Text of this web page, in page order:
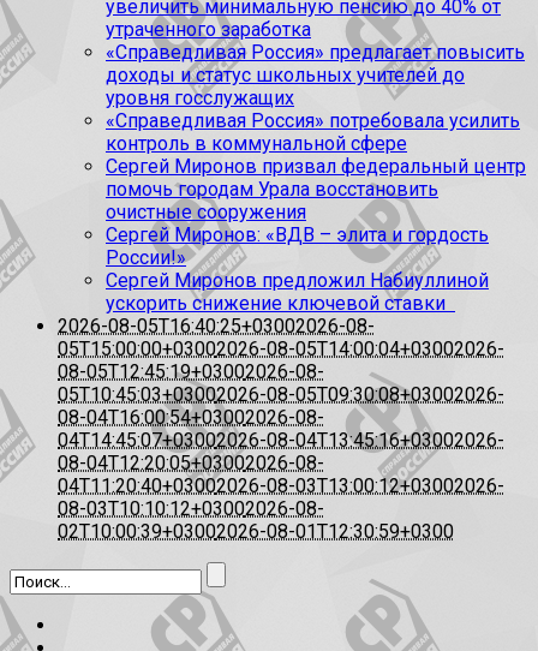
увеличить минимальную пенсию до 40% от
утраченного заработка
«Справедливая Россия» предлагает повысить
доходы и статус школьных учителей до
уровня госслужащих
«Справедливая Россия» потребовала усилить
контроль в коммунальной сфере
Сергей Миронов призвал федеральный центр
помочь городам Урала восстановить
очистные сооружения
Сергей Миронов: «ВДВ – элита и гордость
России!»
Сергей Миронов предложил Набиуллиной
ускорить снижение ключевой ставки
2026-08-05T16:40:25+03002026-08-
05T15:00:00+03002026-08-05T14:00:04+03002026-
08-05T12:45:19+03002026-08-
05T10:45:03+03002026-08-05T09:30:08+03002026-
08-04T16:00:54+03002026-08-
04T14:45:07+03002026-08-04T13:45:16+03002026-
08-04T12:20:05+03002026-08-
04T11:20:40+03002026-08-03T13:00:12+03002026-
08-03T10:10:12+03002026-08-
02T10:00:39+03002026-08-01T12:30:59+0300